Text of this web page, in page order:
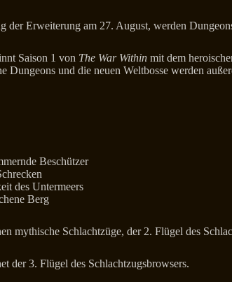
der Erweiterung am 27. August, werden
Saison 1 von The War Within mit dem
Dungeons und die neuen Weltbosse werden
Beschützer
des Untermeers
Berg
mythische Schlachtzüge, der 2. Flügel des
der 3. Flügel des Schlachtzugsbrowsers.